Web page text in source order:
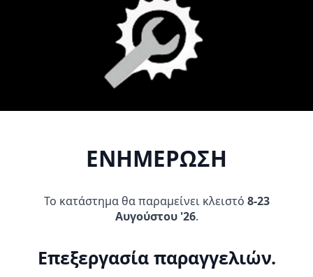
Προσθήκη Στο
10,65
Προσθήκη Στο
329,00€
139,95€
ΕΝΗΜΕΡΩΣΗ
Το κατάστημα θα παραμείνει κλειστό 8-23
Αυγούστου '26.
Επεξεργασία παραγγελιών.